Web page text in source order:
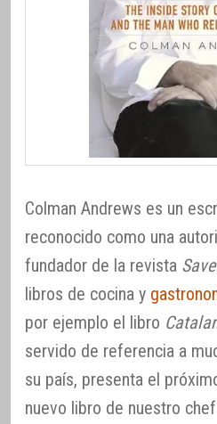
Colman Andrews es un
reconocido como una
fundador de la revista
libros de cocina y
por ejemplo el libro
servido de referencia a
su país, presenta el
nuevo libro de nuestro